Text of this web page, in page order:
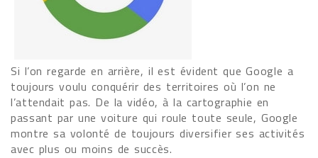
Si l’on regarde en arrière, il est évident que Google a
toujours voulu conquérir des territoires où l’on ne
l’attendait pas. De la vidéo, à la cartographie en
passant par une voiture qui roule toute seule, Google
montre sa volonté de toujours diversifier ses activités
avec plus ou moins de succès.